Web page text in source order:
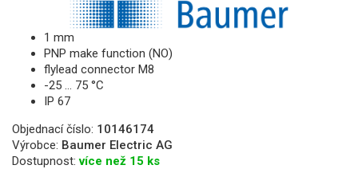
1 mm
PNP make function (NO)
flylead connector M8
-25 … 75 °C
IP 67
Objednací číslo: 10146174
Výrobce: Baumer Electric AG
Dostupnost:více než 15 ks